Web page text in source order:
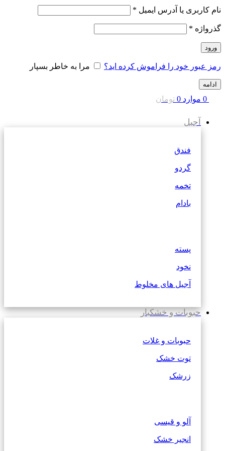
نام کاربری یا آدرس ایمیل *
گذرواژه *
ورود
رمز عبور خود را فراموش کرده اید؟ مرا به خاطر بسپار
ادامه
0 موارد 0 تومان
آجیل
فندق
گردو
تخمه
بادام
پسته
نخود
آجیل های مخلوط
حبوبات و خشکبار
حبوبات و غلات
توت خشک
زرشک
آلو و قیسی
انجیر خشک